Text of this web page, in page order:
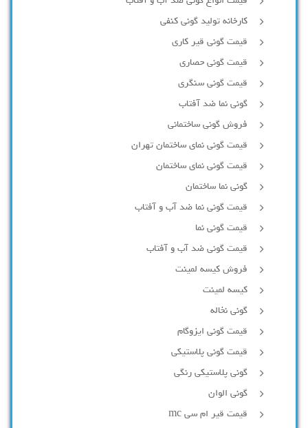
کارخانه تولید گونی کنفی
قیمت گونی قیر کاری
قیمت گونی حصاری
قیمت گونی سنگری
گونی نما ضد آفتاب
فروش گونی ساختمانی
قیمت گونی نمای ساختمان تهران
قیمت گونی نمای ساختمان
گونی نما ساختمان
قیمت گونی نما ضد آب و آفتاب
قیمت گونی نما
قیمت گونی ضد آب و آفتاب
فروش کیسه لمینت
کیسه لمینت
گونی نخاله
قیمت گونی ایزوگام
قیمت گونی پلاستیکی
گونی پلاستیکی رنگی
گونی الوان
قیمت قیر ام سی mc